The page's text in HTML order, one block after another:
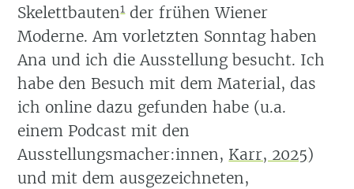
Skelettbauten1der frühen Wiener
Moderne. Am vorletzten Sonntag haben
Ana und ich die Ausstellung besucht. Ich
habe den Besuch mit dem Material, das
ich online dazu gefunden habe (u.a.
einem Podcast mit den
Ausstellungsmacher:innen, Karr, 2025)
und mit dem ausgezeichneten,